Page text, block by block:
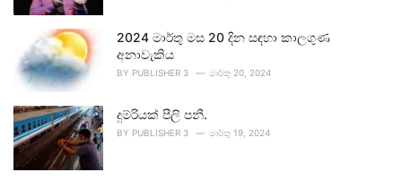
2024 මාර්තු මස 20 දින සඳහා කාලගුණ
අනාවැකිය
BY PUBLISHER 3 මාර්තු 20, 2024
දුම්රියක් පීලි පනී.
BY PUBLISHER 3 මාර්තු 19, 2024